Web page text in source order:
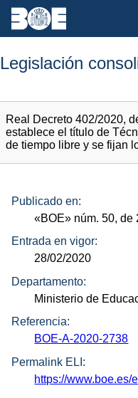
Legislación
Real Decreto 402/2020,
establece el título de
de tiempo libre y se fijan
Publicado en:
«BOE» núm. 50, de
Entrada en vigor:
28/02/2020
Departamento:
Ministerio de
Referencia:
BOE-A-2020-2738
Permalink ELI:
https://www.boe.es/